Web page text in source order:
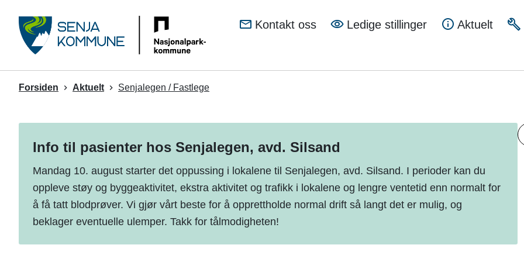
SenjaKontakt oss Ledige stillinger Aktuelt
Du
Forsiden Aktuelt Senjalegen / Fastlege
Info til pasienter hos Senjalegen, avd. Silsand
Mandag 10. august starter det oppussing i lokalene til Senjalegen, avd. Silsand. I perioder kan du
oppleve støy og byggeaktivitet, ekstra aktivitet og trafikk i lokalene og lengre ventetid enn normalt for
å få tatt blodprøver. Vi gjør vårt beste for å opprettholde normal drift så langt det er mulig, og
beklager eventuelle ulemper. Takk for tålmodigheten!